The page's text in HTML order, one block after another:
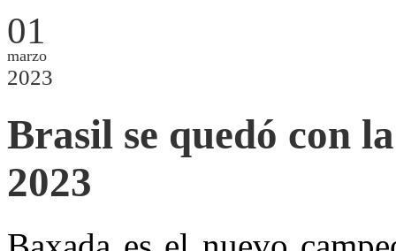
01
marzo
2023
Brasil se quedó con
2023